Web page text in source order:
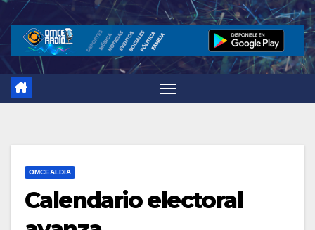
Saltar
contenido
OMCEALDIA
Calendario electoral